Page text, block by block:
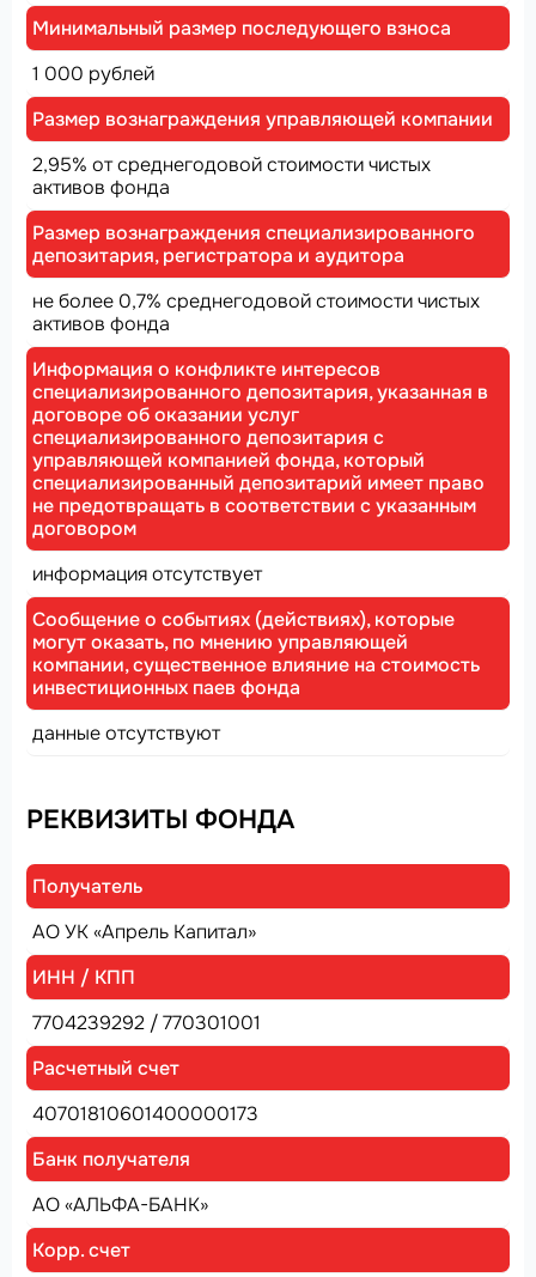
Минимальный размер последующего взноса
1 000 рублей
Размер вознаграждения управляющей компании
2,95% от среднегодовой стоимости чистых
активов фонда
Размер вознаграждения специализированного
депозитария, регистратора и аудитора
не более 0,7% среднегодовой стоимости чистых
активов фонда
Информация о конфликте интересов
специализированного депозитария, указанная в
договоре об оказании услуг
специализированного депозитария с
управляющей компанией фонда, который
специализированный депозитарий имеет право
не предотвращать в соответствии с указанным
договором
информация отсутствует
Сообщение о событиях (действиях), которые
могут оказать, по мнению управляющей
компании, существенное влияние на стоимость
инвестиционных паев фонда
данные отсутствуют
РЕКВИЗИТЫ ФОНДА
Получатель
АО УК «Апрель Капитал»
ИНН / КПП
7704239292 / 770301001
Расчетный счет
40701810601400000173
Банк получателя
АО «АЛЬФА-БАНК»
Корр. счет